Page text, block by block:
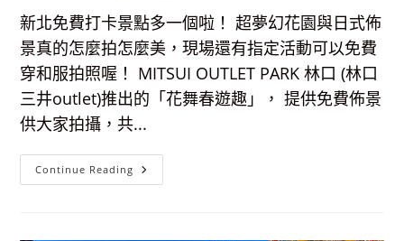
新北免費打卡景點多一個啦！ 超夢幻花園與日式佈
景真的怎麼拍怎麼美，現場還有指定活動可以免費
穿和服拍照喔！ MITSUI OUTLET PARK 林口 (林口
三井outlet)推出的「花舞春遊趣」， 提供免費佈景
供大家拍攝，共...
Continue Reading 林
口